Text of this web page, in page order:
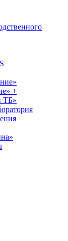
+
ТБ»